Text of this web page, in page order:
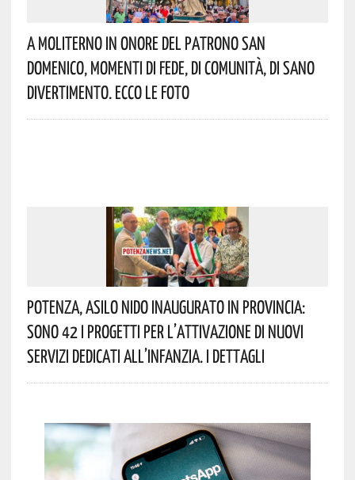
A Moliterno In Onore Del Patrono San
Domenico, Momenti Di Fede, Di Comunità, Di Sano
Divertimento. Ecco Le Foto
Potenza, Asilo Nido Inaugurato In Provincia:
Sono 42 I Progetti Per L’attivazione Di Nuovi
Servizi Dedicati All’infanzia. I Dettagli